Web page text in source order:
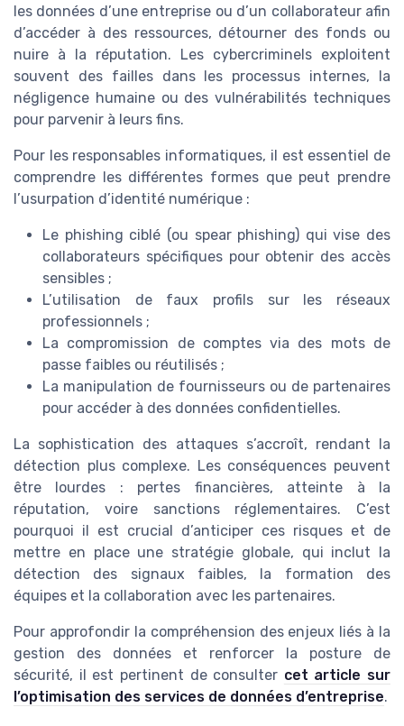
les données d’une entreprise ou d’un collaborateur afin
d’accéder à des ressources, détourner des fonds ou
nuire à la réputation. Les cybercriminels exploitent
souvent des failles dans les processus internes, la
négligence humaine ou des vulnérabilités techniques
pour parvenir à leurs fins.
Pour les responsables informatiques, il est essentiel de
comprendre les différentes formes que peut prendre
l’usurpation d’identité numérique :
Le phishing ciblé (ou spear phishing) qui vise des
collaborateurs spécifiques pour obtenir des accès
sensibles ;
L’utilisation de faux profils sur les réseaux
professionnels ;
La compromission de comptes via des mots de
passe faibles ou réutilisés ;
La manipulation de fournisseurs ou de partenaires
pour accéder à des données confidentielles.
La sophistication des attaques s’accroît, rendant la
détection plus complexe. Les conséquences peuvent
être lourdes : pertes financières, atteinte à la
réputation, voire sanctions réglementaires. C’est
pourquoi il est crucial d’anticiper ces risques et de
mettre en place une stratégie globale, qui inclut la
détection des signaux faibles, la formation des
équipes et la collaboration avec les partenaires.
Pour approfondir la compréhension des enjeux liés à la
gestion des données et renforcer la posture de
sécurité, il est pertinent de consulter cet article sur
l’optimisation des services de données d’entreprise.